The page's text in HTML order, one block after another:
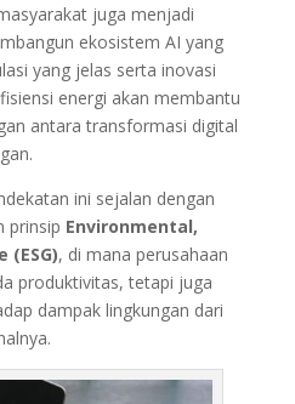
juga menjadi
ekosistem AI yang
yang jelas serta inovasi
energi akan membantu
antara transformasi digital
ini sejalan dengan
prinsip Environmental,
(ESG), di mana perusahaan
produktivitas, tetapi juga
dampak lingkungan dari